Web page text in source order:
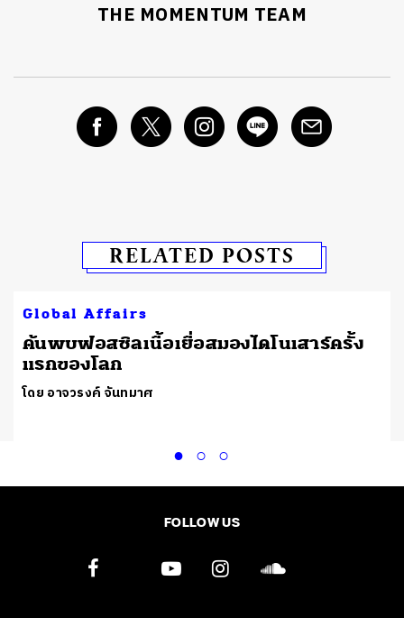
THE MOMENTUM TEAM
RELATED POSTS
Global Affairs
ค้นพบฟอสซิลเนื้อเยื่อสมองไดโนเสาร์ครั้ง
แรกของโลก
โดย อาจวรงค์ จันทมาศ
FOLLOW US